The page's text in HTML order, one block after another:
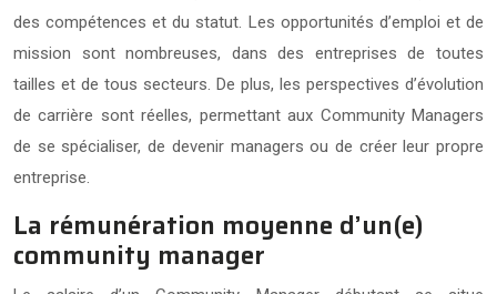
des compétences et du statut. Les opportunités d’emploi et de
mission sont nombreuses, dans des entreprises de toutes
tailles et de tous secteurs. De plus, les perspectives d’évolution
de carrière sont réelles, permettant aux Community Managers
de se spécialiser, de devenir managers ou de créer leur propre
entreprise.
La rémunération moyenne d’un(e)
community manager